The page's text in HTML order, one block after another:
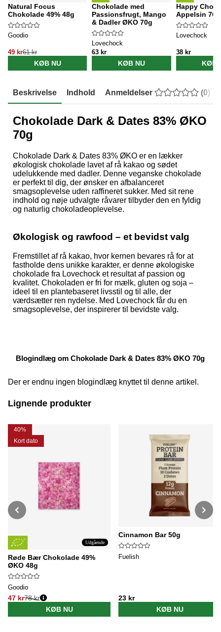
Natural Focus
Chokolade 49% 48g
Goodio
49 kr61 kr
KØB NU
Chokolade med
Passionsfrugt, Mango
& Dadler ØKO 70g
Lovechock
63 kr
KØB NU
Happy
Appelsin
Lovechock
38 kr
KØB
Beskrivelse Indhold Anmeldelser (0)
Chokolade Dark & Dates 83% ØKO
70g
Chokolade Dark & Dates 83% ØKO er en lækker
økologisk chokolade lavet af rå kakao og sødet
udelukkende med dadler. Denne veganske chokolade
er perfekt til dig, der ønsker en afbalanceret
smagsoplevelse uden raffineret sukker. Med sit rene
indhold og nøje udvalgte råvarer tilbyder den en fyldig
og naturlig chokoladeoplevelse.
Økologisk og rawfood – et bevidst valg
Fremstillet af rå kakao, hvor kernen bevares rå for at
fastholde dens unikke karakter, er denne økologiske
chokolade fra Lovechock et resultat af passion og
kvalitet. Chokoladen er fri for mælk, gluten og soja –
ideel til en plantebaseret livsstil og til alle, der
værdsætter ren nydelse. Med Lovechock får du en
smagsoplevelse, der inspirerer til bevidste valg.
Blogindlæg om Chokolade Dark & Dates 83% ØKO 70g
Der er endnu ingen blogindlæg knyttet til denne artikel.
Lignende produkter
40%
Kort dato
Udgående
Røde Bær Chokolade 49%
ØKO 48g
Goodio
47 kr
Normalpris:
78 kr
KØB NU
Cinnamon Bar 50g
Fuelish
23 kr
KØB NU